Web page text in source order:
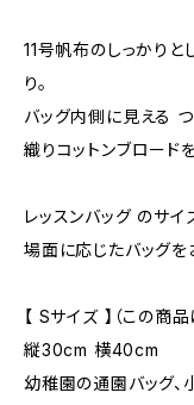
11号帆布のしっかり
り。
バッグ内側に見える
織りコットンブロード
レッスンバッグ のサイ
場面に応じたバッグを
【 Sサイズ 】（この商
縦30cm 横40cm
幼稚園の通園バッグ、